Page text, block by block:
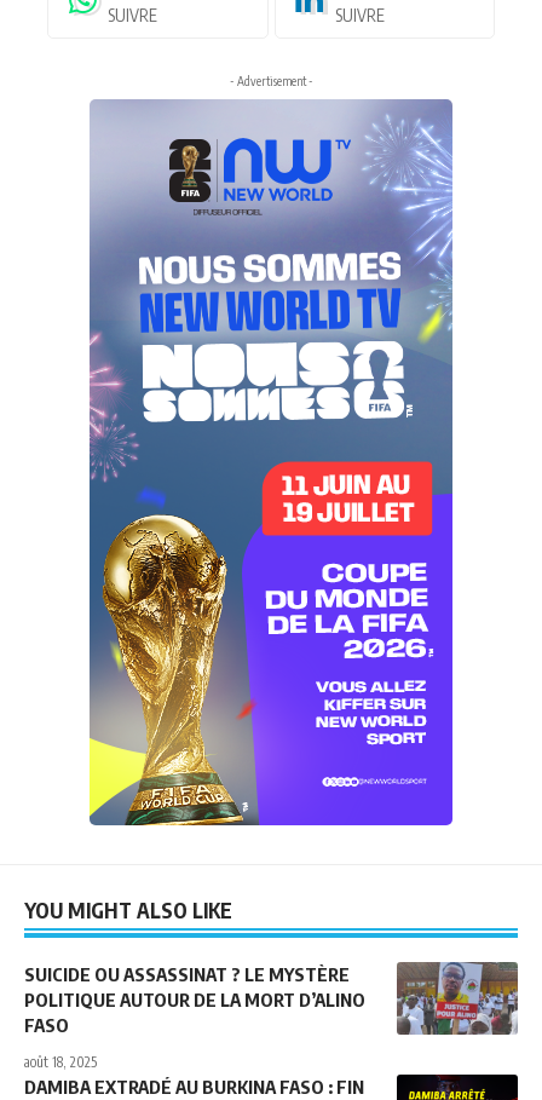
SUIVRE SUIVRE
- Advertisement -
YOU MIGHT ALSO LIKE
SUICIDE OU ASSASSINAT ? LE MYSTÈRE
POLITIQUE AUTOUR DE LA MORT D’ALINO
FASO
août 18, 2025
DAMIBA EXTRADÉ AU BURKINA FASO : FIN